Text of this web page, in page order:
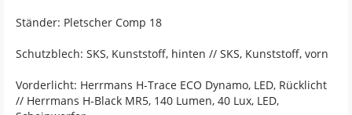
Ständer: Pletscher Comp 18
Schutzblech: SKS, Kunststoff, hinten // SKS, Kunststoff, vorn
Vorderlicht: Herrmans H-Trace ECO Dynamo, LED, Rücklicht
// Herrmans H-Black MR5, 140 Lumen, 40 Lux, LED,